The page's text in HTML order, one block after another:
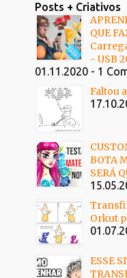
Posts + Criativos
QUE
- USB
01.11.2020 - 1
Faltou
BOTA
SERÁ
Orkut
ESSE